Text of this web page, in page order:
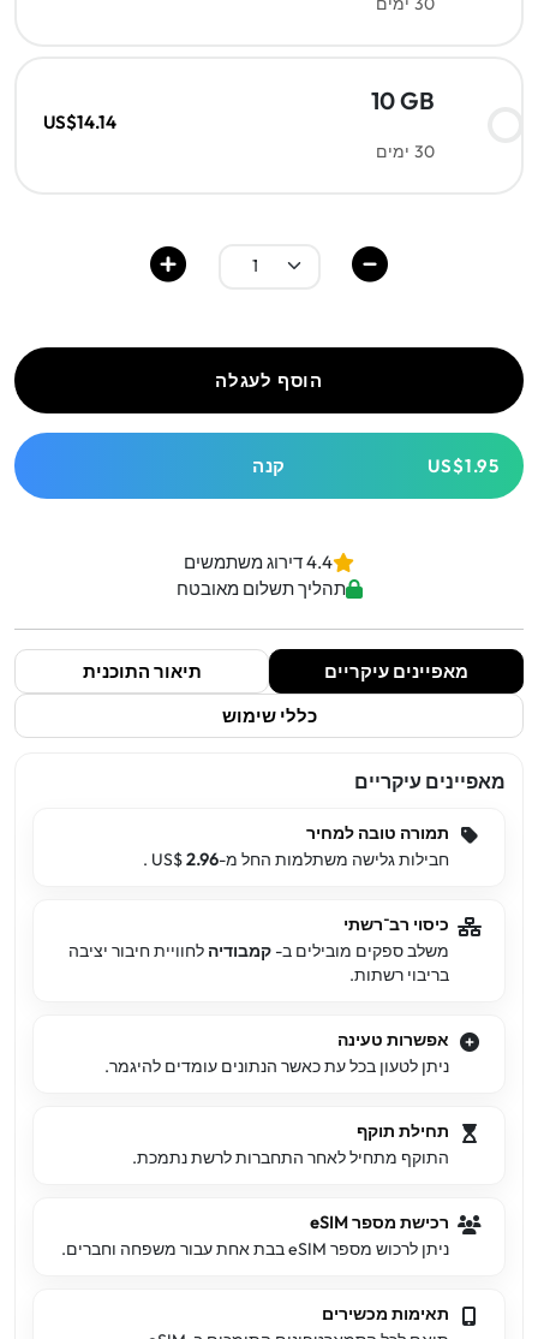
10 GB
30 ימים
US$14.14
הוסף לעגלה
קנה US$1.95
4.4 דירוג משתמשים
תהליך תשלום מאובטח
מאפיינים עיקריים
תיאור התוכנית
כללי שימוש
מאפיינים עיקריים
תמורה טובה למחיר
חבילות גלישה משתלמות החל מ-US$2.96
.
כיסוי רב־רשתי
משלב ספקים מובילים ב- קמבודיה לחוויית חיבור יציבה
בריבוי רשתות.
אפשרות טעינה
ניתן לטעון בכל עת כאשר הנתונים עומדים להיגמר.
תחילת תוקף
התוקף מתחיל לאחר התחברות לרשת נתמכת.
רכישת מספר eSIM
ניתן לרכוש מספר eSIM בבת אחת עבור משפחה וחברים.
תאימות מכשירים